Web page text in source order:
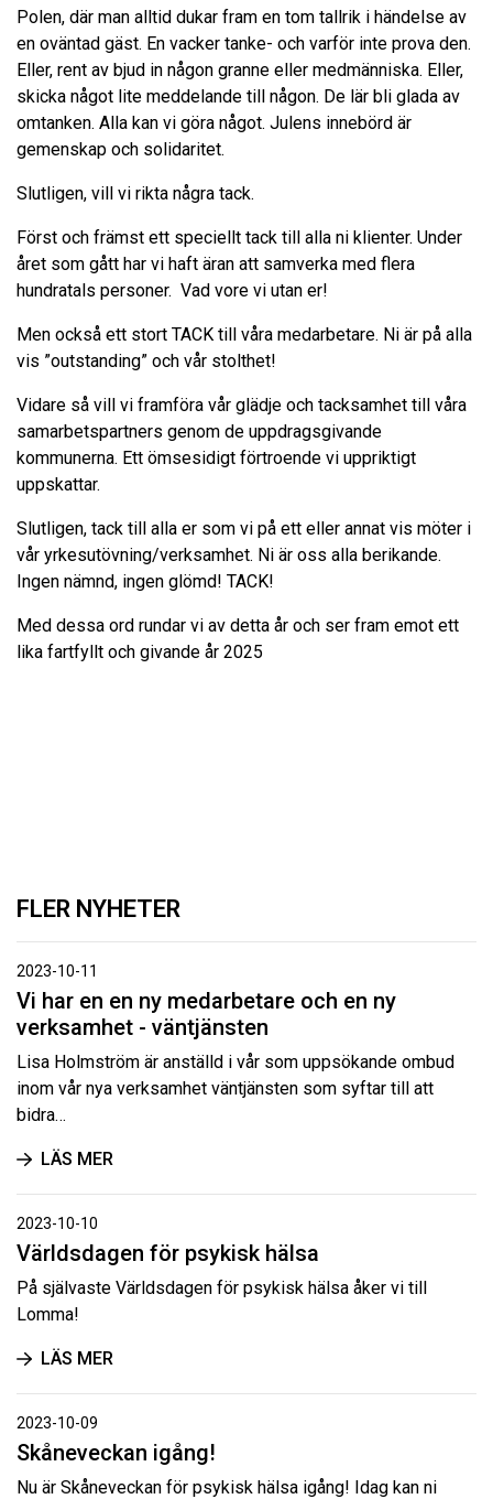
Polen, där man alltid dukar fram en tom tallrik i händelse av
en oväntad gäst. En vacker tanke- och varför inte prova den.
Eller, rent av bjud in någon granne eller medmänniska. Eller,
skicka något lite meddelande till någon. De lär bli glada av
omtanken. Alla kan vi göra något. Julens innebörd är
gemenskap och solidaritet.
Slutligen, vill vi rikta några tack.
Först och främst ett speciellt tack till alla ni klienter. Under
året som gått har vi haft äran att samverka med flera
hundratals personer. Vad vore vi utan er!
Men också ett stort TACK till våra medarbetare. Ni är på alla
vis ”outstanding” och vår stolthet!
Vidare så vill vi framföra vår glädje och tacksamhet till våra
samarbetspartners genom de uppdragsgivande
kommunerna. Ett ömsesidigt förtroende vi uppriktigt
uppskattar.
Slutligen, tack till alla er som vi på ett eller annat vis möter i
vår yrkesutövning/verksamhet. Ni är oss alla berikande.
Ingen nämnd, ingen glömd! TACK!
Med dessa ord rundar vi av detta år och ser fram emot ett
lika fartfyllt och givande år 2025
FLER NYHETER
2023-10-11
Vi har en en ny medarbetare och en ny
verksamhet - väntjänsten
Lisa Holmström är anställd i vår som uppsökande ombud
inom vår nya verksamhet väntjänsten som syftar till att
bidra…
LÄS MER
2023-10-10
Världsdagen för psykisk hälsa
På självaste Världsdagen för psykisk hälsa åker vi till
Lomma!
LÄS MER
2023-10-09
Skåneveckan igång!
Nu är Skåneveckan för psykisk hälsa igång! Idag kan ni